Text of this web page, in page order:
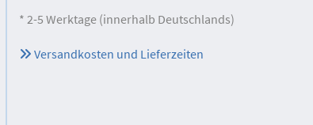
* 2-5 Werktage (innerhalb Deutschlands)
Versandkosten und Lieferzeiten